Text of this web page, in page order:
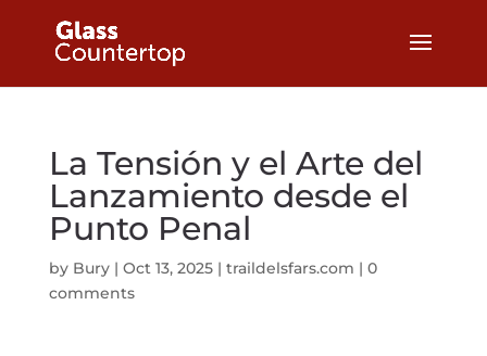
La Tensión y el Arte del
Lanzamiento desde el
Punto Penal
by Bury| Oct 13, 2025| traildelsfars.com | 0
comments